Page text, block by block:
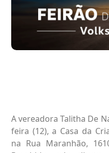
A vereadora Talitha De
feira (12), a Casa da
na Rua Maranhão,